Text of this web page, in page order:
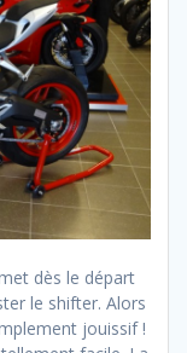
dès le départ
le shifter. Alors
jouissif !